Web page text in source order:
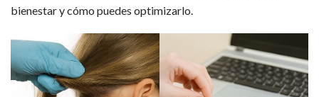
bienestar y cómo puedes optimizarlo.